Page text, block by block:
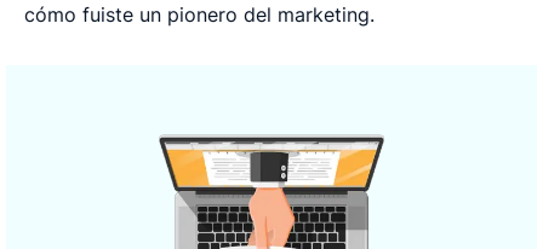
cómo fuiste un pionero del marketing.